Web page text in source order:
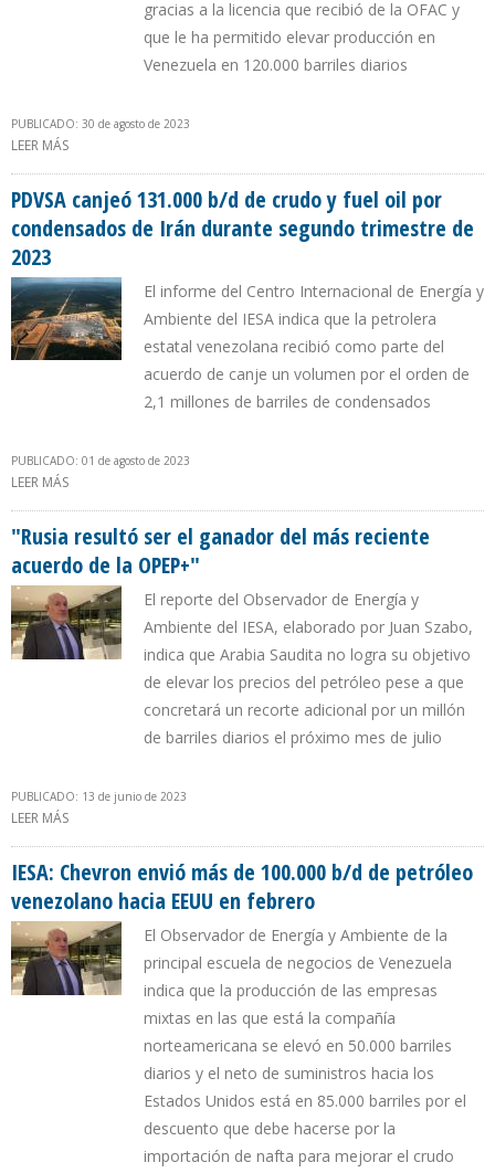
gracias a la licencia que recibió de la OFAC y
que le ha permitido elevar producción en
Venezuela en 120.000 barriles diarios
PUBLICADO: 30 de agosto de 2023
LEER MÁS
PDVSA canjeó 131.000 b/d de crudo y fuel oil por
condensados de Irán durante segundo trimestre de
2023
El informe del Centro Internacional de Energía y
Ambiente del IESA indica que la petrolera
estatal venezolana recibió como parte del
acuerdo de canje un volumen por el orden de
2,1 millones de barriles de condensados
PUBLICADO: 01 de agosto de 2023
LEER MÁS
"Rusia resultó ser el ganador del más reciente
acuerdo de la OPEP+"
El reporte del Observador de Energía y
Ambiente del IESA, elaborado por Juan Szabo,
indica que Arabia Saudita no logra su objetivo
de elevar los precios del petróleo pese a que
concretará un recorte adicional por un millón
de barriles diarios el próximo mes de julio
PUBLICADO: 13 de junio de 2023
LEER MÁS
IESA: Chevron envió más de 100.000 b/d de petróleo
venezolano hacia EEUU en febrero
El Observador de Energía y Ambiente de la
principal escuela de negocios de Venezuela
indica que la producción de las empresas
mixtas en las que está la compañía
norteamericana se elevó en 50.000 barriles
diarios y el neto de suministros hacia los
Estados Unidos está en 85.000 barriles por el
descuento que debe hacerse por la
importación de nafta para mejorar el crudo